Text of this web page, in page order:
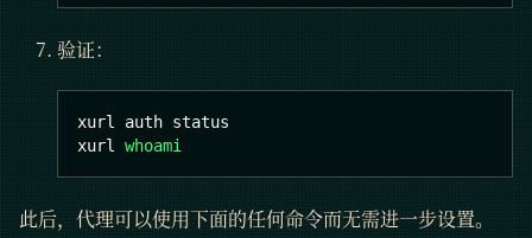
验证：
xurl auth status
xurl whoami
此后，代理可以使用下面的任何命令而无需进一步设置。